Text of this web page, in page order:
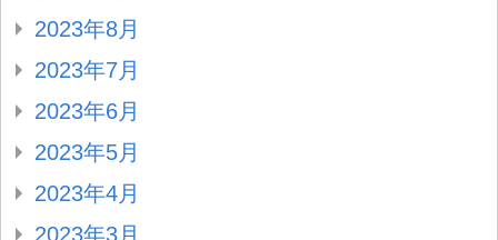
2023年8月
2023年7月
2023年6月
2023年5月
2023年4月
2023年3月